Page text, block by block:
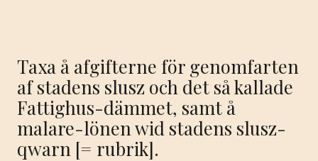
Taxa å afgifterne för genomfarten
af stadens slusz och det så kallade
Fattighus-dämmet, samt å
malare-lönen wid stadens slusz-
qwarn [= rubrik].